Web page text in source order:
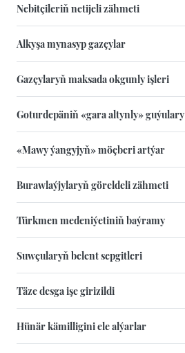
Nebitçileriň netijeli zähmeti
Alkyşa mynasyp gazçylar
Gazçylaryň maksada okgunly işleri
Goturdepäniň «gara altynly» guýulary
«Mawy ýangyjyň» möçberi artýar
Burawlaýjylaryň göreldeli zähmeti
Türkmen medeniýetiniň baýramy
Suwçularyň belent sepgitleri
Täze desga işe girizildi
Hünär kämilligini ele alýarlar